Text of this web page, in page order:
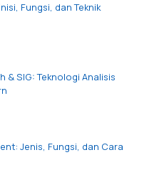
Fungsi, dan Teknik
& SIG: Teknologi Analisis
Jenis, Fungsi, dan Cara